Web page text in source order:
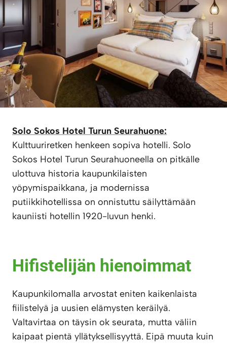
Solo Sokos Hotel Turun Seurahuone:
Kulttuuriretken henkeen sopiva hotelli. Solo
Sokos Hotel Turun Seurahuoneella on pitkälle
ulottuva historia kaupunkilaisten
yöpymispaikkana, ja modernissa
putiikkihotellissa on onnistuttu säilyttämään
kauniisti hotellin 1920-luvun henki.
Hifistelijän hienoimmat
Kaupunkilomalla arvostat eniten kaikenlaista
fiilistelyä ja uusien elämysten keräilyä.
Valtavirtaa on täysin ok seurata, mutta väliin
kaipaat pientä yllätyksellisyyttä. Eipä muuta kuin